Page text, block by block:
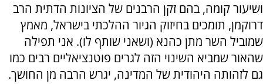
ושיעור קומה, בהם זקן הרבנים של הציונות הדתית הרב
דרוקמן, תומכים בחיזוק הגיור ההלכתי בישראל, מאמץ
שמוביל השר מתן כהנא (ושאני שותף לו). אני תפילה
שהאור שמביא השינוי הזה לגרים פוטנציאליים רבים כמו
גם לזהותה היהודית של המדינה, יגרש הרבה מן החושך.